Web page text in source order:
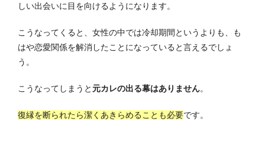
しい出会いに目を向けるようになります。
こうなってくると、女性の中では冷却期間というよりも、も
はや恋愛関係を解消したことになっていると言えるでしょ
う。
こうなってしまうと 元カレの出る幕はありません。
復縁を断られたら潔くあきらめることも必要です。